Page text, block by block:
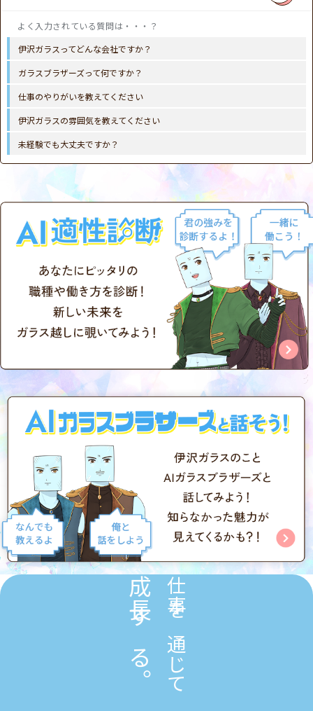
伊沢ガラスってどんな会社ですか？
ガラスブラザーズって何ですか？
仕事のやりがいを教えてください
伊沢ガラスの雰囲気を教えてください
未経験でも大丈夫ですか？
仕事を通じて
成長する。